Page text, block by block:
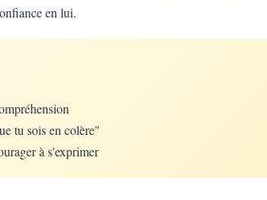
en lui.
tu sois en colère"
à s'exprimer